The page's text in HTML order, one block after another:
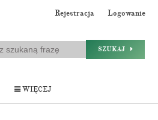
Rejestracja Logowanie
SZUKAJ
WIĘCEJ